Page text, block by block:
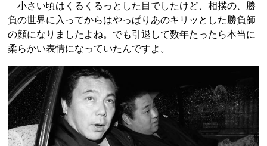
小さい頃はくるくるっとした目でしたけど、相撲の、勝
負の世界に入ってからはやっぱりあのキリッとした勝負師
の顔になりましたよね。でも引退して数年たったら本当に
柔らかい表情になっていたんですよ。